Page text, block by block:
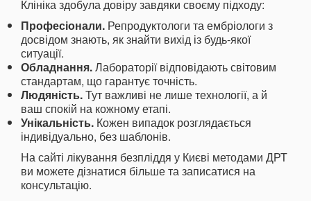
Клініка здобула довіру завдяки своєму підходу:
Професіонали. Репродуктологи та ембріологи з
досвідом знають, як знайти вихід із будь-якої
ситуації.
Обладнання.Лабораторії відповідають світовим
стандартам, що гарантує точність.
Людяність.Тут важливі не лише технології, а й
ваш спокій на кожному етапі.
Унікальність. Кожен випадок розглядається
індивідуально, без шаблонів.
На сайті лікування безпліддя у Києві методами ДРТ
ви можете дізнатися більше та записатися на
консультацію.